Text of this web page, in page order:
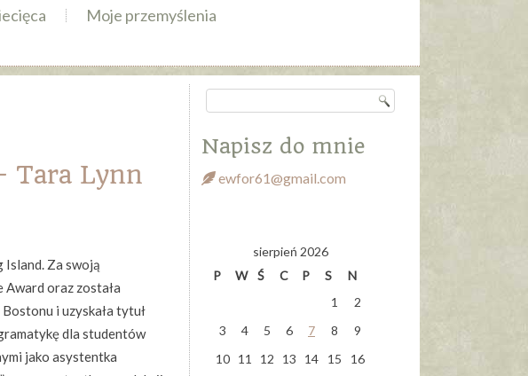
Moje przemyślenia
Tara Lynn
Za swoją
Award oraz została
i uzyskała tytuł
dla studentów
jako asystentka
Napisz do mnie
ewfor61@gmail.com
sierpień 2026
P
W Ś C P S
N
1
2
3
4 5 6 7 8
9
10
11 12 13 14 15
16